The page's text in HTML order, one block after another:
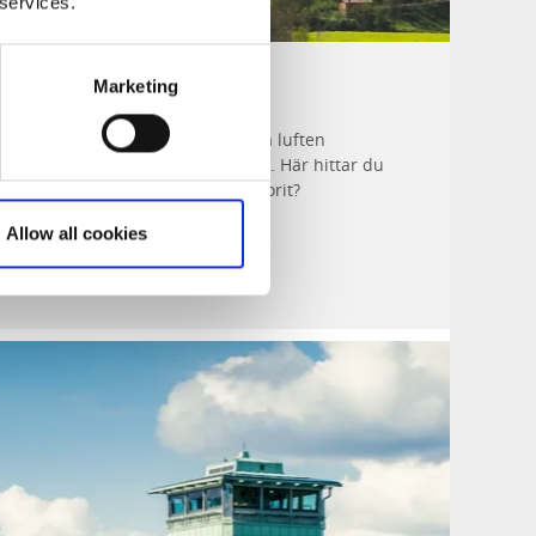
Marketing
Allow all cookies
sätt att hämta energi. Den friska luften
nu under vintern gör oss piggare. Här hittar du
kanske får du en ny favorit?